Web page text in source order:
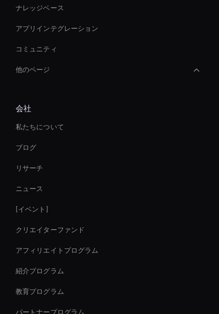
ナレッジベース
アプリインテグレーション
コミュニティ
他のページ
Ai Avatar For Marketing
Live Video Avatar
Interactive Hologram
AI ビデオメーカーデモ
virtual assistant for business
Video Conferencing Ai
conversational ai avatar
会社
私たちについて
ブログ
リサーチ
ニュース
[イベント]
クリエイターファンド
アフィリエイトプログラム
紹介プログラム
教育プログラム
パートナープログラム